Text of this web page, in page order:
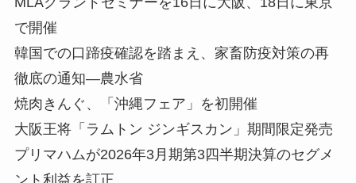
で開催
韓国での口蹄疫確認を踏まえ、家畜防疫対策の再
徹底の通知—農水省
焼肉きんぐ、「沖縄フェア」を初開催
大阪王将「ラムトン ジンギスカン」期間限定発売
プリマハムが2026年3月期第3四半期決算のセグメ
ント利益を訂正